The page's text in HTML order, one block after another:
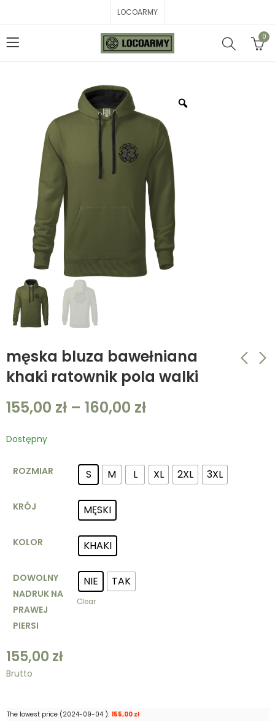
LOCOARMY
0
męska bluza bawełniana
khaki ratownik pola walki
155,00 zł – 160,00 zł
Dostępny
ROZMIAR S M L XL 2XL 3XL
KRÓJ MĘSKI
KOLOR KHAKI
DOWOLNY
NADRUK NA
PRAWEJ
PIERSI
NIE TAK
Clear
155,00 zł
Brutto
The lowest price (2024-09-04 ): 155,00 zł